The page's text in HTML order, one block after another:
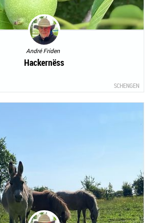
André Friden
Hackernëss
SCHENGEN